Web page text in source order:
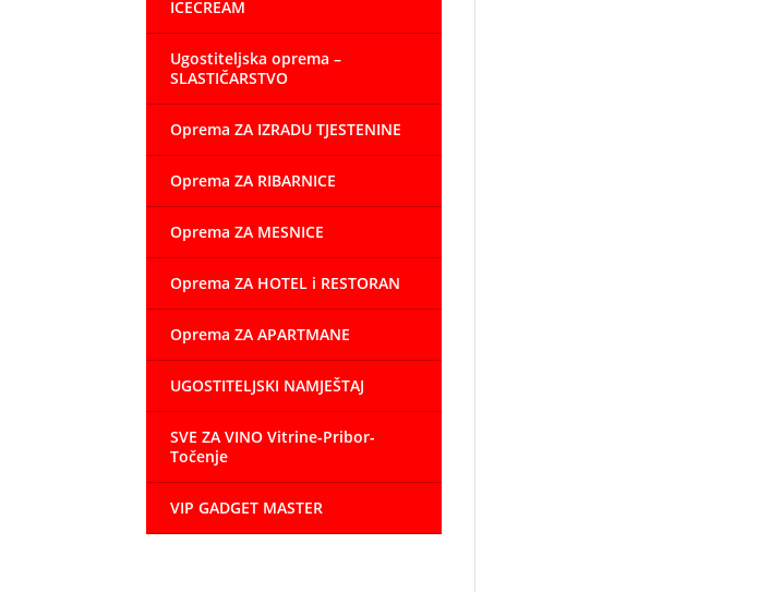
ICECREAM
Ugostiteljska oprema –
SLASTIČARSTVO
Oprema ZA IZRADU TJESTENINE
Oprema ZA RIBARNICE
Oprema ZA MESNICE
Oprema ZA HOTEL i RESTORAN
Oprema ZA APARTMANE
UGOSTITELJSKI NAMJEŠTAJ
SVE ZA VINO Vitrine-Pribor-
Točenje
VIP GADGET MASTER